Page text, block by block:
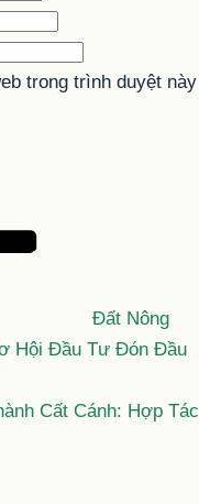
trong trình duyệt này
Đất Nông
Hội Đầu Tư Đón Đầu
Cất Cánh: Hợp Tác